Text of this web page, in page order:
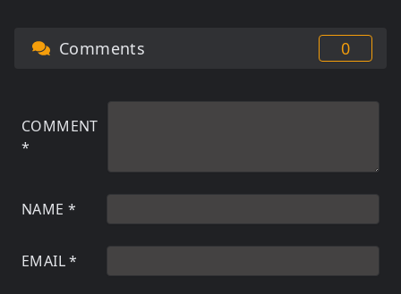
Comments 0
COMMENT
*
NAME *
EMAIL*